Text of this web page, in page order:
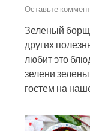
Оставьте
Зеленый борщ
других
любит это
зелени
гостем на